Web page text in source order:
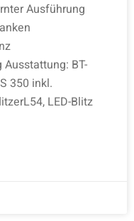
Ausführung
BT-
350 inkl.
LED-Blitz